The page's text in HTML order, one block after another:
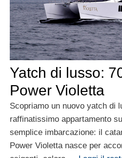
Yatch di lusso:
Power Violetta
Scopriamo un nuovo yatch di
raffinatissimo appartamento
semplice imbarcazione: il
Power Violetta nasce per